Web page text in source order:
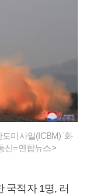
미사일(ICBM) '화
신=연합뉴스>
국적자 1명, 러